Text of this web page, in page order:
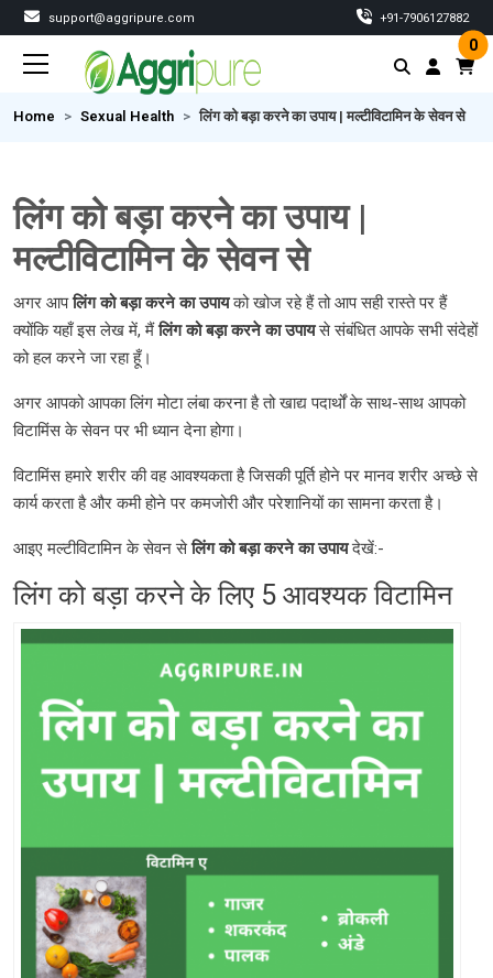
support@aggripure.com ‎+91-7906127882
0
Home Sexual Health लिंग को बड़ा करने का उपाय | मल्टीविटामिन के सेवन से
लिंग को बड़ा करने का उपाय |
मल्टीविटामिन के सेवन से
अगर आपलिंगकोबड़ाकरनेकाउपायको खोज रहे हैं तो आप सही रास्ते पर हैं
क्योंकि यहाँ इस लेख में, मैंलिंगकोबड़ाकरनेकाउपायसे संबंधित आपके सभी संदेहों
को हल करने जा रहा हूँ।
अगर आपको आपका लिंग मोटा लंबा करना है तो खाद्य पदार्थों के साथ-साथ आपको
विटामिंस के सेवन पर भी ध्यान देना होगा।
विटामिंस हमारे शरीर की वह आवश्यकता है जिसकी पूर्ति होने पर मानव शरीर अच्छे से
कार्य करता है और कमी होने पर कमजोरी और परेशानियों का सामना करता है।
आइए मल्टीविटामिन के सेवन सेलिंगकोबड़ाकरनेकाउपायदेखें:-
लिंग को बड़ा करने के लिए 5 आवश्यक विटामिन